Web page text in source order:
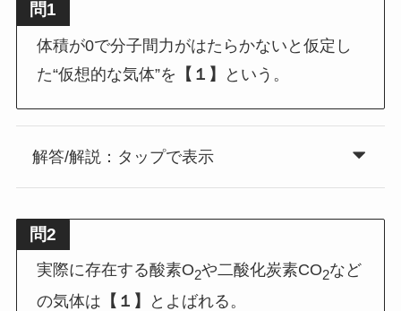
問1
体積が0で分子間力がはたらかないと仮定し
た“仮想的な気体”を
【１】 という。
解答/解説：タップで表示
問2
実際に存在する酸素O2や二酸化炭素CO2など
の気体は 【１】 とよばれる。